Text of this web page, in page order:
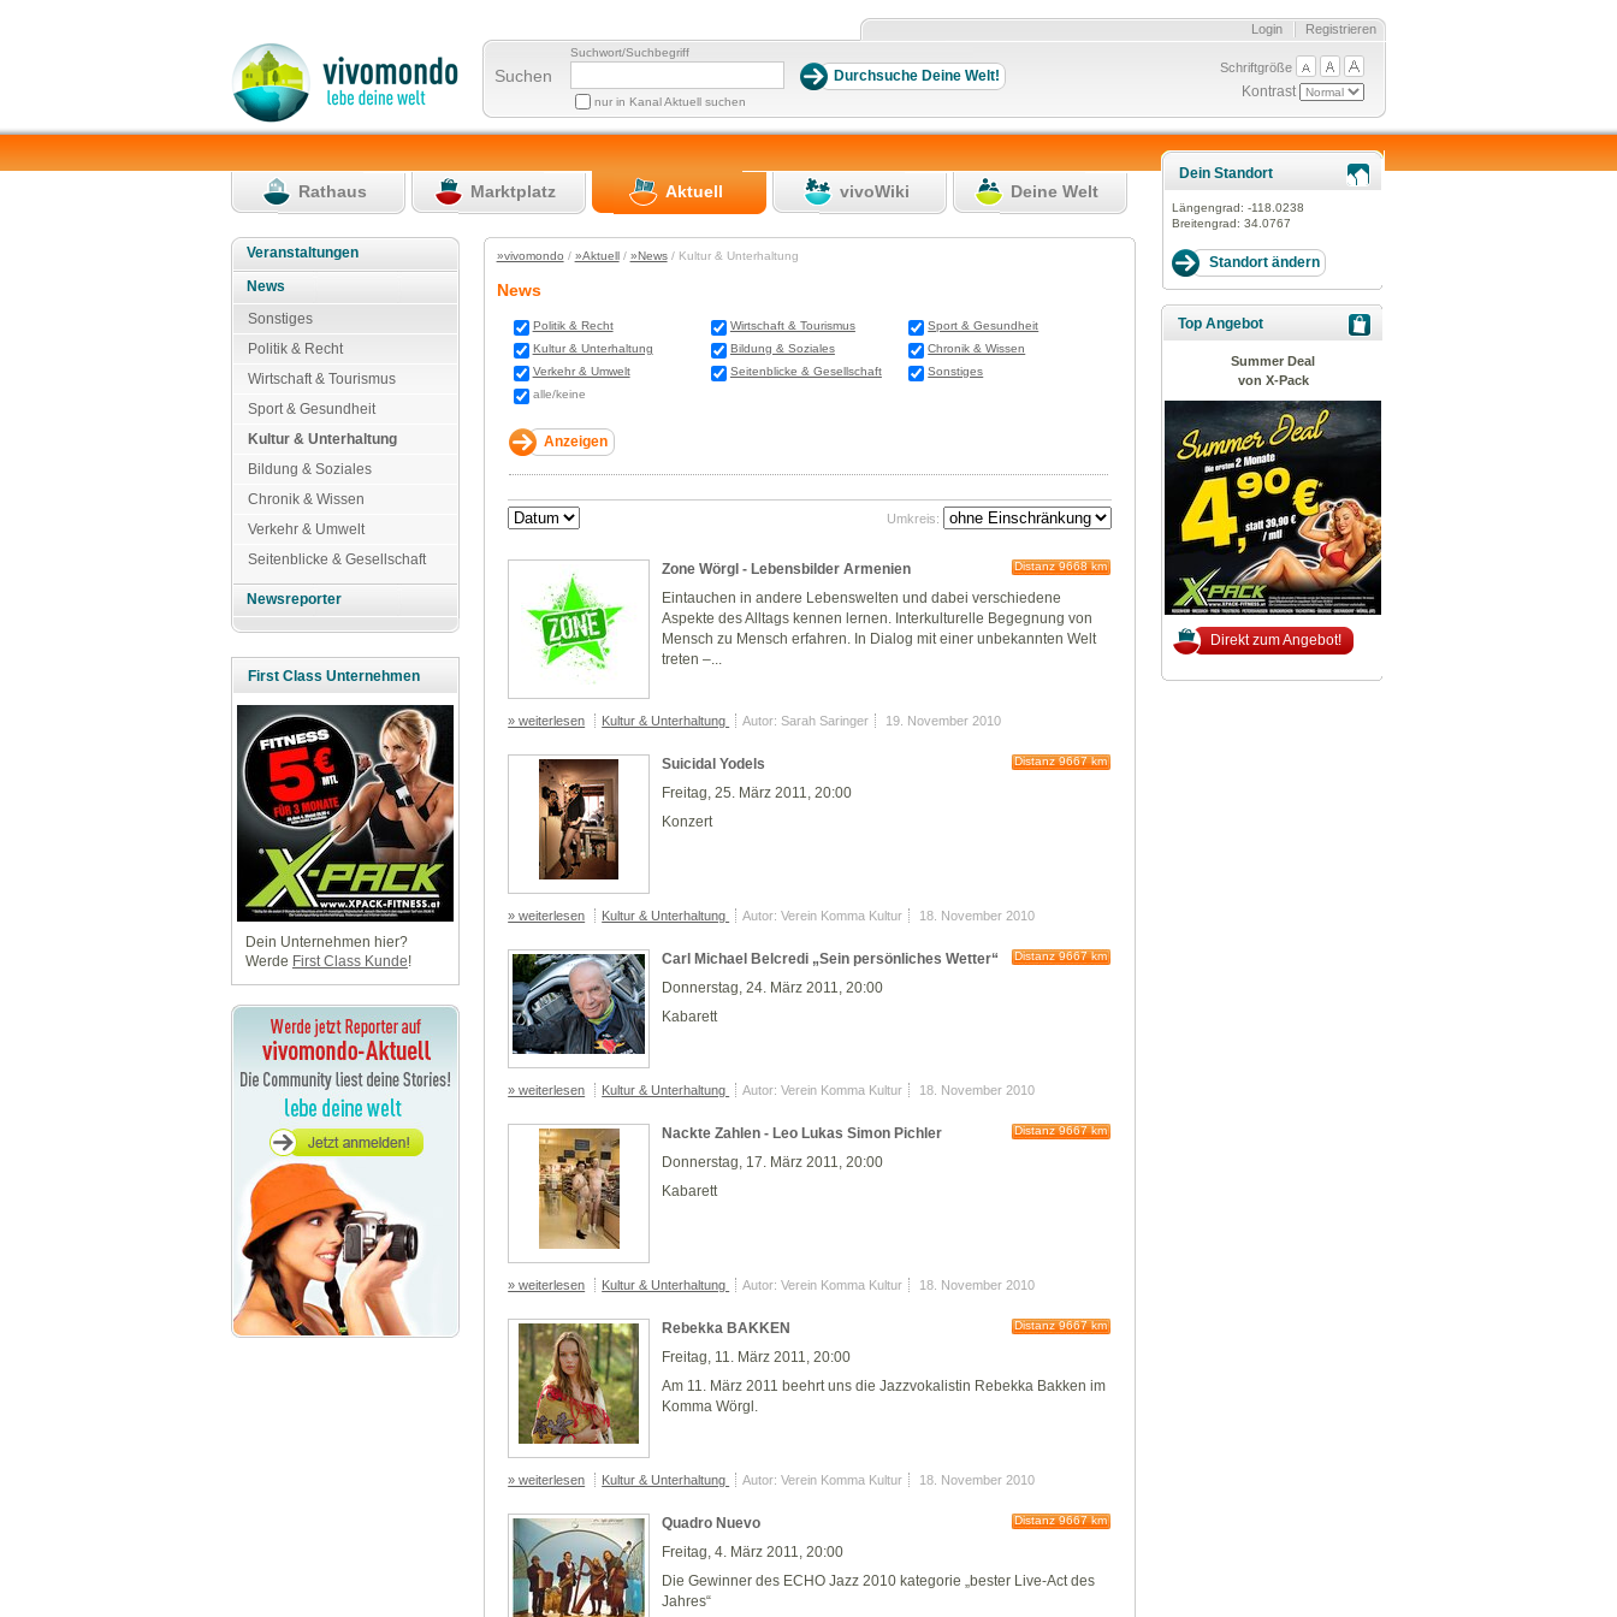
Registrieren
Login
Suchen
Suchwort/Suchbegriff
nur in Kanal Aktuell suchen
Schriftgröße
Kontrast
Rathaus Marktplatz Aktuell vivoWiki Deine Welt
Veranstaltungen
News
Sonstiges
Politik & Recht
Wirtschaft & Tourismus
Sport & Gesundheit
Kultur & Unterhaltung
Bildung & Soziales
Chronik & Wissen
Verkehr & Umwelt
Seitenblicke & Gesellschaft
Newsreporter
First Class Unternehmen
Dein Unternehmen hier?
Werde First Class Kunde!
»vivomondo / »Aktuell/ »News/ Kultur & Unterhaltung
News
Politik & Recht Wirtschaft & Tourismus
Sport & Gesundheit
Kultur & Unterhaltung
Bildung & Soziales
Chronik & Wissen
Verkehr & Umwelt
Seitenblicke & Gesellschaft
Sonstiges
alle/keine
Umkreis:
Zone Wörgl - Lebensbilder Armenien Distanz 9668 km
Eintauchen in andere Lebenswelten und dabei verschiedene
Aspekte des Alltags kennen lernen. Interkulturelle Begegnung von
Mensch zu Mensch erfahren. In Dialog mit einer unbekannten Welt
treten –...
» weiterlesen Kultur & Unterhaltung Autor: Sarah Saringer 19. November 2010
Suicidal Yodels Distanz 9667 km
Freitag, 25. März 2011, 20:00
Konzert
» weiterlesen Kultur & Unterhaltung Autor: Verein Komma Kultur 18. November 2010
Carl Michael Belcredi „Sein persönliches Wetter“ Distanz 9667 km
Donnerstag, 24. März 2011, 20:00
Kabarett
» weiterlesen Kultur & Unterhaltung Autor: Verein Komma Kultur 18. November 2010
Nackte Zahlen - Leo Lukas Simon Pichler Distanz 9667 km
Donnerstag, 17. März 2011, 20:00
Kabarett
» weiterlesen Kultur & Unterhaltung Autor: Verein Komma Kultur 18. November 2010
Rebekka BAKKEN Distanz 9667 km
Freitag, 11. März 2011, 20:00
Am 11. März 2011beehrt uns die Jazzvokalistin Rebekka Bakken im
Komma Wörgl
» weiterlesen Kultur & Unterhaltung Autor: Verein Komma Kultur 18. November 2010
Quadro Nuevo Distanz 9667 km
Freitag, 4. März 2011, 20:00
Die Gewinner des ECHO Jazz 2010 kategorie „bester Live-Act des
Jahres“
Dein Standort
Längengrad: -118.0238
Breitengrad: 34.0767
Top Angebot
Summer Deal
von X-Pack
Direkt zum Angebot!